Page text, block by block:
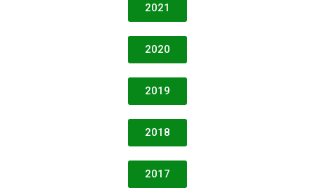
2021
2020
2019
2018
2017